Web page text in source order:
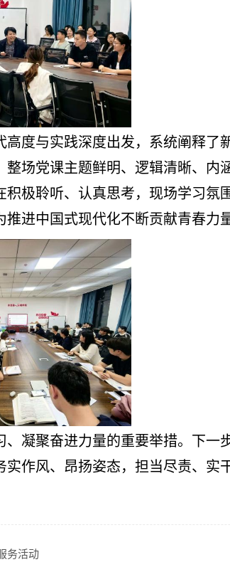
度与实践深度出发，系统阐释了
场党课主题鲜明、逻辑清晰、内
极聆听、认真思考，现场学习氛
进中国式现代化不断贡献青春力量
凝聚奋进力量的重要举措。下一
作风、昂扬姿态，担当尽责、实
务活动